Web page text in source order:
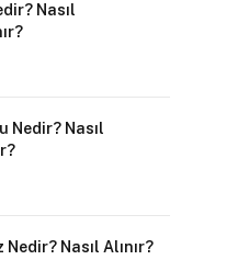
Nasıl
Nedir? Nasıl
Nedir? Nasıl Alınır?